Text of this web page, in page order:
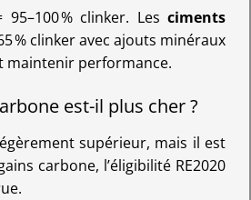
% clinker. Lesciments
% clinker avec ajouts minéraux
maintenir performance.
est-il plus cher ?
supérieur, mais il est
carbone, l’éligibilité RE2020